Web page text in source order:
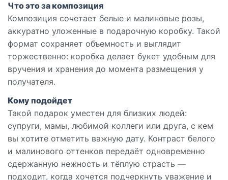
Что это за композиция
Композиция сочетает белые и малиновые розы,
аккуратно уложенные в подарочную коробку. Такой
формат сохраняет объемность и выглядит
торжественно: коробка делает букет удобным для
вручения и хранения до момента размещения у
получателя.
Кому подойдет
Такой подарок уместен для близких людей:
супруги, мамы, любимой коллеги или друга, с кем
вы хотите отметить важную дату. Контраст белого
и малинового оттенков передаёт одновременно
сдержанную нежность и тёплую страсть —
подходит, когда хочется подчеркнуть уважение и